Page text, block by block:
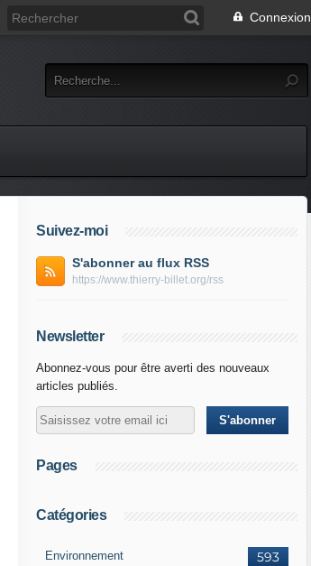
Connexion
Suivez-moi
S'abonner au flux RSS
https://www.thierry-billet.org/rss
Newsletter
Abonnez-vous pour être averti des nouveaux
articles publiés.
Pages
Catégories
593
Environnement